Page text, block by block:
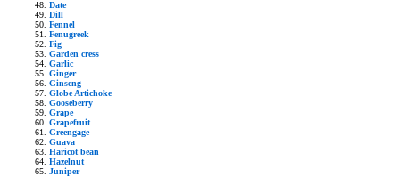
Date
Dill
Fennel
Fenugreek
Fig
Garden cress
Garlic
Ginger
Ginseng
Globe Artichoke
Gooseberry
Grape
Grapefruit
Greengage
Guava
Haricot bean
Hazelnut
Juniper